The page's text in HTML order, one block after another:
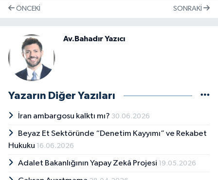
ÖNCEKI SONRAKI
Av.Bahadır Yazıcı
Yazarın Diğer Yazıları
İran ambargosu kalktı mı? 30.06.2026
Beyaz Et Sektöründe “Denetim Kayyımı” ve Rekabet
Hukuku 16.06.2026
Adalet Bakanlığının Yapay Zekâ Projesi 19.05.2026